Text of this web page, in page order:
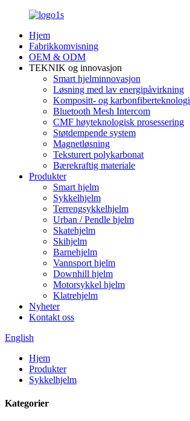
Hjem
Fabrikkomvisning
OEM & ODM
TEKNIK og innovasjon
Smart hjelminnovasjon
Løsning med lav energipåvirkning
Kompositt- og karbonfiberteknologi
Bluetooth Mesh Intercom
CMF høyteknologisk prosessering
Støtdempende system
Magnetløsning
Teksturert polykarbonat
Bærekraftig materiale
Produkter
Smart hjelm
Sykkelhjelm
Terrengsykkelhjelm
Urban / Pendle hjelm
Skatehjelm
Skihjelm
Barnehjelm
Vannsport hjelm
Downhill hjelm
Motorsykkel hjelm
Klatrehjelm
Nyheter
Kontakt oss
English
Hjem
Produkter
Sykkelhjelm
Kategorier